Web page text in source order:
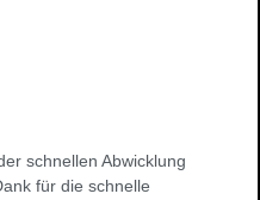
schnellen Abwicklung
für die schnelle